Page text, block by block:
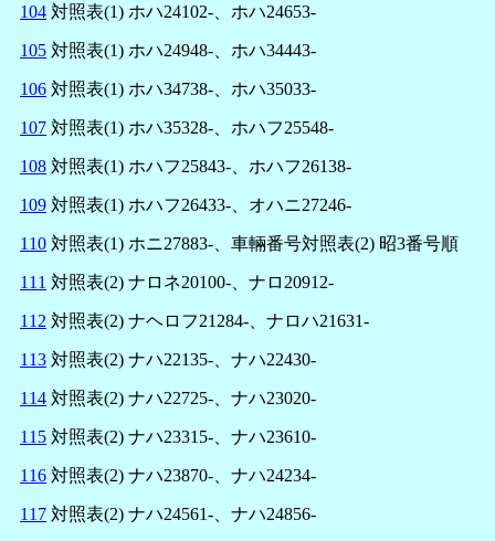
104 対照表(1) ホハ24102-、ホハ24653-
105 対照表(1) ホハ24948-、ホハ34443-
106 対照表(1) ホハ34738-、ホハ35033-
107 対照表(1) ホハ35328-、ホハフ25548-
108 対照表(1) ホハフ25843-、ホハフ26138-
109 対照表(1) ホハフ26433-、オハニ27246-
110 対照表(1) ホニ27883-、車輛番号対照表(2) 昭3番号順
111 対照表(2) ナロネ20100-、ナロ20912-
112 対照表(2) ナヘロフ21284-、ナロハ21631-
113 対照表(2) ナハ22135-、ナハ22430-
114 対照表(2) ナハ22725-、ナハ23020-
115 対照表(2) ナハ23315-、ナハ23610-
116 対照表(2) ナハ23870-、ナハ24234-
117 対照表(2) ナハ24561-、ナハ24856-